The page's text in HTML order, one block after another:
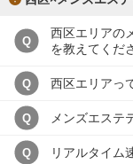
Q
西区エリアの
を教えてくだ
Q 西区エリアっ
Q メンズエステ
Q リアルタイム